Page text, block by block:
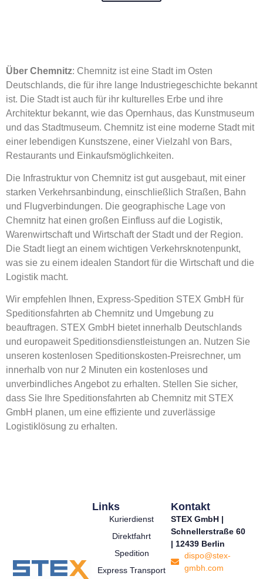
Über Chemnitz: Chemnitz ist eine Stadt im Osten
Deutschlands, die für ihre lange Industriegeschichte bekannt
ist. Die Stadt ist auch für ihr kulturelles Erbe und ihre
Architektur bekannt, wie das Opernhaus, das Kunstmuseum
und das Stadtmuseum. Chemnitz ist eine moderne Stadt mit
einer lebendigen Kunstszene, einer Vielzahl von Bars,
Restaurants und Einkaufsmöglichkeiten.
Die Infrastruktur von Chemnitz ist gut ausgebaut, mit einer
starken Verkehrsanbindung, einschließlich Straßen, Bahn
und Flugverbindungen. Die geographische Lage von
Chemnitz hat einen großen Einfluss auf die Logistik,
Warenwirtschaft und Wirtschaft der Stadt und der Region.
Die Stadt liegt an einem wichtigen Verkehrsknotenpunkt,
was sie zu einem idealen Standort für die Wirtschaft und die
Logistik macht.
Wir empfehlen Ihnen, Express-Spedition STEX GmbH für
Speditionsfahrten ab Chemnitz und Umgebung zu
beauftragen. STEX GmbH bietet innerhalb Deutschlands
und europaweit Speditionsdienstleistungen an. Nutzen Sie
unseren kostenlosen Speditionskosten-Preisrechner, um
innerhalb von nur 2 Minuten ein kostenloses und
unverbindliches Angebot zu erhalten. Stellen Sie sicher,
dass Sie Ihre Speditionsfahrten ab Chemnitz mit STEX
GmbH planen, um eine effiziente und zuverlässige
Logistiklösung zu erhalten.
Links
Kurierdienst
Direktfahrt
Spedition
Express Transport
Kontakt
STEX GmbH |
Schnellerstraße 60
| 12439 Berlin
dispo@stex-
gmbh.com